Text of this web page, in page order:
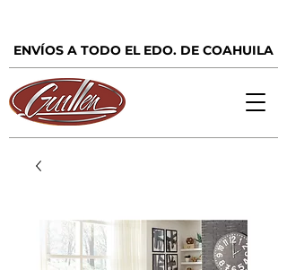
ENVÍOS A TODO EL EDO. DE COAHUILA